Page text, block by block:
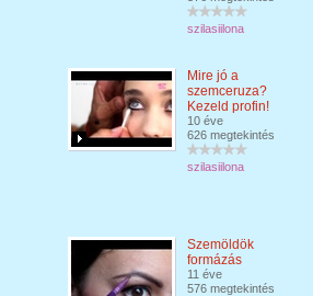
szilasiilona
Mire jó a
szemceruza?
Kezeld profin!
10 éve
626 megtekintés
szilasiilona
Szemöldök
formázás
11 éve
576 megtekintés